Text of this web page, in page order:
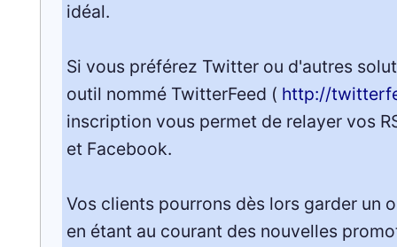
idéal.
Si vous préférez Twitter ou d'autres
outil nommé TwitterFeed ( http://
inscription vous permet de relayer vos
et Facebook.
Vos clients pourrons dès lors garder un
en étant au courant des nouvelles